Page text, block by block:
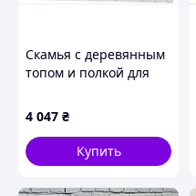
Скамья с деревянным
топом и полкой для
4 047 ₴
Купить